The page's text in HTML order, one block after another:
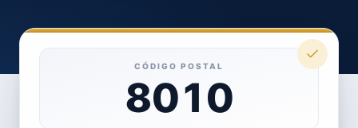
CÓDIGO POSTAL
8010